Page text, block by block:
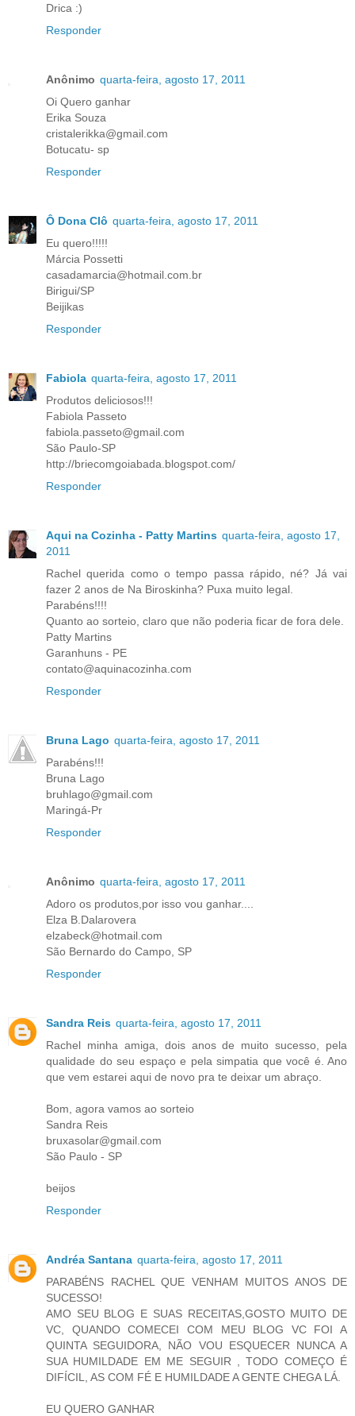
Drica :)
Responder
Anônimo quarta-feira, agosto 17, 2011
Oi Quero ganhar
Erika Souza
cristalerikka@gmail.com
Botucatu- sp
Responder
Ô Dona Clô quarta-feira, agosto 17, 2011
Eu quero!!!!!
Márcia Possetti
casadamarcia@hotmail.com.br
Birigui/SP
Beijikas
Responder
Fabiola quarta-feira, agosto 17, 2011
Produtos deliciosos!!!
Fabiola Passeto
fabiola.passeto@gmail.com
São Paulo-SP
http://briecomgoiabada.blogspot.com/
Responder
Aqui na Cozinha - Patty Martins quarta-feira, agosto 17,
2011
Rachel querida como o tempo passa rápido, né? Já vai
fazer 2 anos de Na Biroskinha? Puxa muito legal.
Parabéns!!!!
Quanto ao sorteio, claro que não poderia ficar de fora dele.
Patty Martins
Garanhuns - PE
contato@aquinacozinha.com
Responder
Bruna Lago quarta-feira, agosto 17, 2011
Parabéns!!!
Bruna Lago
bruhlago@gmail.com
Maringá-Pr
Responder
Anônimo quarta-feira, agosto 17, 2011
Adoro os produtos,por isso vou ganhar....
Elza B.Dalarovera
elzabeck@hotmail.com
São Bernardo do Campo, SP
Responder
Sandra Reis quarta-feira, agosto 17, 2011
Rachel minha amiga, dois anos de muito sucesso, pela
qualidade do seu espaço e pela simpatia que você é. Ano
que vem estarei aqui de novo pra te deixar um abraço.
Bom, agora vamos ao sorteio
Sandra Reis
bruxasolar@gmail.com
São Paulo - SP
beijos
Responder
Andréa Santana quarta-feira, agosto 17, 2011
PARABÉNS RACHEL QUE VENHAM MUITOS ANOS DE
SUCESSO!
AMO SEU BLOG E SUAS RECEITAS,GOSTO MUITO DE
VC, QUANDO COMECEI COM MEU BLOG VC FOI A
QUINTA SEGUIDORA, NÃO VOU ESQUECER NUNCA A
SUA HUMILDADE EM ME SEGUIR , TODO COMEÇO É
DIFÍCIL, AS COM FÉ E HUMILDADE A GENTE CHEGA LÁ.
EU QUERO GANHAR